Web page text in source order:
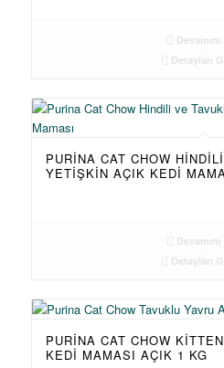
Detayları
PURINA CAT CHOW
YETIŞKIN AÇIK KEDI
Detayları
PURINA CAT CHOW
KEDI MAMASI AÇIK 1 KG